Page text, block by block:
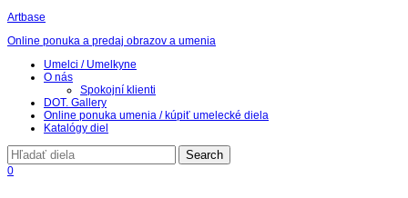
Artbase
Online ponuka a predaj obrazov a umenia
Toggle
navigation
Umelci / Umelkyne
O nás
Spokojní klienti
DOT. Gallery
Online ponuka umenia / kúpiť umelecké diela
Katalógy diel
0